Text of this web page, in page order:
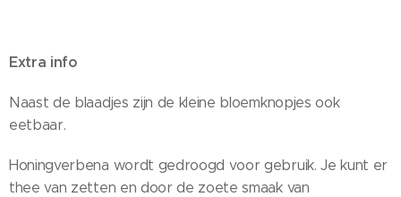
Extra info
Naast de blaadjes zijn de kleine bloemknopjes ook
eetbaar.
Honingverbena wordt gedroogd voor gebruik. Je kunt er
thee van zetten en door de zoete smaak van